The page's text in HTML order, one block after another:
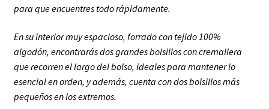
para que encuentres todo rápidamente.
En su interior muy espacioso, forrado con tejido 100%
algodón, encontrarás dos grandes bolsillos con cremallera
que recorren el largo del bolso, ideales para mantener lo
esencial en orden, y además, cuenta con dos bolsillos más
pequeños en los extremos.